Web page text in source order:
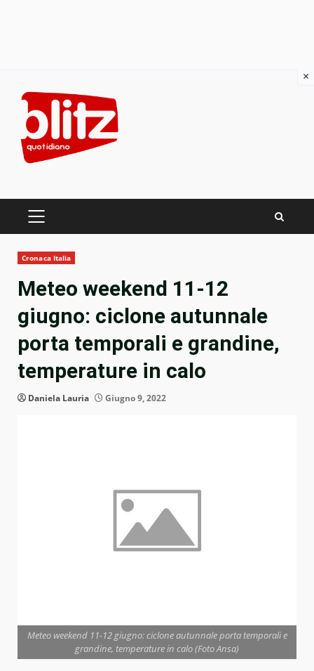
content
PRIMARY
Cronaca Italia
Meteo weekend 11-12
giugno: ciclone autunnale
porta temporali e grandine,
temperature in calo
Daniela Lauria Giugno 9, 2022
Meteo weekend 11-12 giugno: ciclone autunnale porta temporali e
grandine, temperature in calo (Foto Ansa)
×